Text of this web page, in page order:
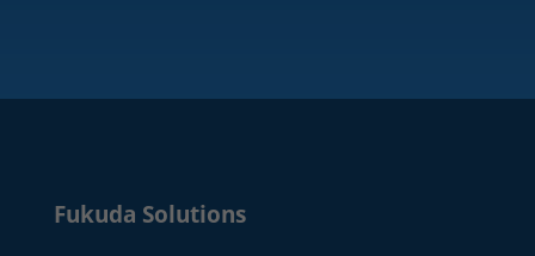
Fukuda Solutions